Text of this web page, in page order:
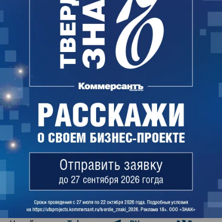
планировалось подвести 15 августа, сейчас их
перенесли на 22 августа. Начальная цена
контракта — 331,98 млн руб., он будет оплачен за
счет субсидии из бюджета России и средств
бюджета Башкирии.
С 29 августа 2022 года до 30 сентября 2023 года
подрядчик должен снести существующее здание,
провести строительные и внутренние отделочные
работы, инженерные системы, благоустроить
территорию и так далее.
Майя Иванова